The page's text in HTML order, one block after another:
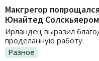
Макгрегор
Юнайтед Солскьяером
Ирландец выразил
проделанную работу.
Разное